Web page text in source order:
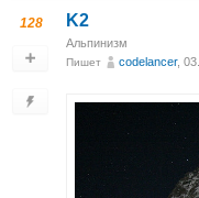
128 K2
Альпинизм
Пишет codelancer,